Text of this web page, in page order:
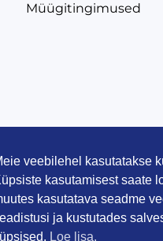
Müügitingimused
veebilehel kasutatakse
kasutamisest saate
kasutatava seadme
ja kustutades
Loe lisa.